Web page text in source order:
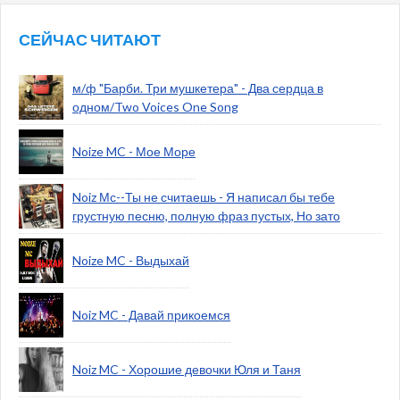
СЕЙЧАС ЧИТАЮТ
м/ф "Барби. Три мушкетера" - Два сердца в
одном/Two Voices One Song
Noize MC - Мое Море
Noiz Мс--Ты не считаешь - Я написал бы тебе
грустную песню, полную фраз пустых, Но зато
Noize MC - Выдыхай
Noiz MC - Давай прикоемся
Noiz MC - Хорошие девочки Юля и Таня